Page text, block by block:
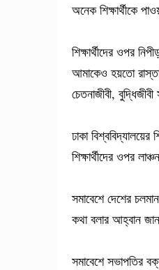
অনেক শিক্ষার্থীকে
শিক্ষার্থীদের ওপর
আমাকেও হয়তো
চেতনাজীবী,
ঢাকা
শিক্ষার্থীদের ওপর
সমাবেশে দেশের
কথা বলার আহ্বান
সমাবেশে সভাপতির